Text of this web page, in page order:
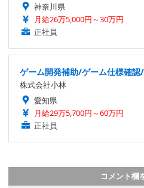
神奈川県
月給26万5,000円～30万円
正社員
ゲーム開発補助/ゲーム仕様確認
株式会社小林
愛知県
月給29万5,700円～60万円
正社員
コメント欄